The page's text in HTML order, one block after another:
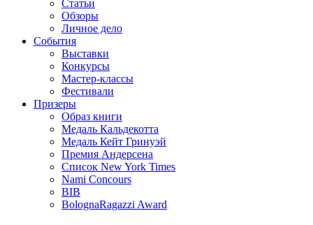
Статьи
Обзоры
Личное дело
События
Выставки
Конкурсы
Мастер-классы
Фестивали
Призеры
Образ книги
Медаль Кальдекотта
Медаль Кейт Гринуэй
Премия Андерсена
Список New York Times
Nami Concours
BIB
BolognaRagazzi Award